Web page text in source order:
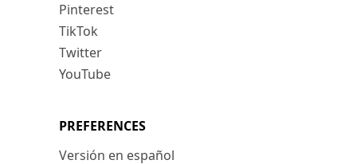
Pinterest
TikTok
Twitter
YouTube
PREFERENCES
Versión en español